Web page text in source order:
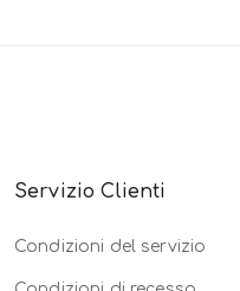
Servizio Clienti
Condizioni del servizio